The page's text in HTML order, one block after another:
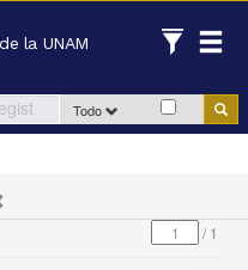
la UNAM
Todo
/1